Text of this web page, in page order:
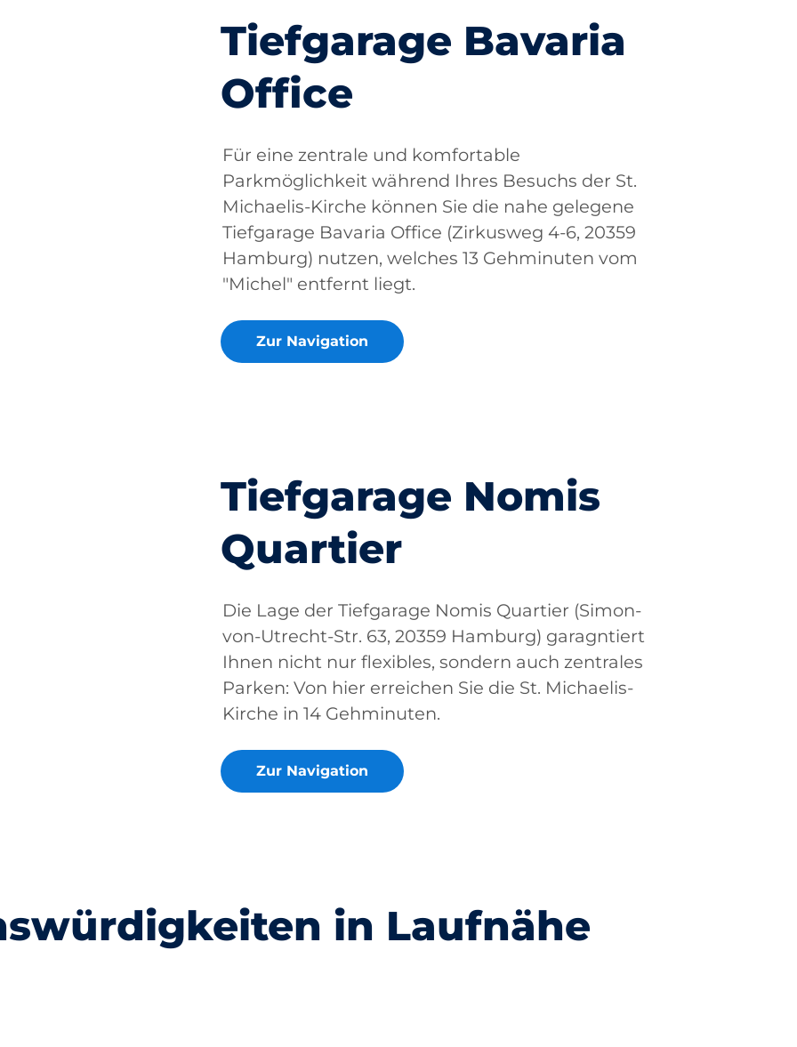
Tiefgarage Bavaria
Office
Für eine zentrale und komfortable
Parkmöglichkeit während Ihres Besuchs der St.
Michaelis-Kirche können Sie die nahe gelegene
Tiefgarage Bavaria Office (Zirkusweg 4-6, 20359
Hamburg) nutzen, welches 13 Gehminuten vom
"Michel" entfernt liegt.
Zur Navigation
Tiefgarage Nomis
Quartier
Die Lage der Tiefgarage Nomis Quartier (Simon-
von-Utrecht-Str. 63, 20359 Hamburg) garagntiert
Ihnen nicht nur flexibles, sondern auch zentrales
Parken: Von hier erreichen Sie die St. Michaelis-
Kirche in 14 Gehminuten.
Zur Navigation
in Laufnähe
Hamburger
Dom
LandungsbrückenReeperbahn